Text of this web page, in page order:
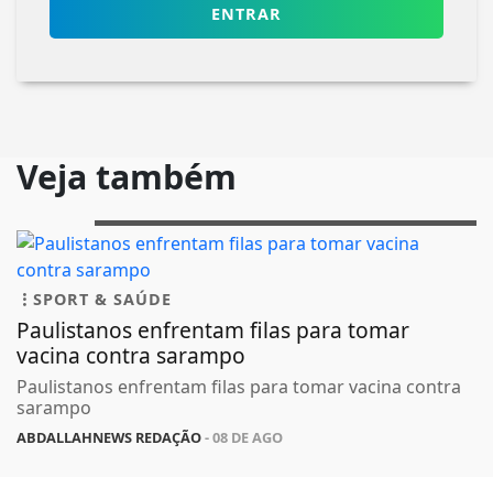
ENTRAR
Veja também
SPORT & SAÚDE
Paulistanos enfrentam filas para tomar
vacina contra sarampo
Paulistanos enfrentam filas para tomar vacina contra
sarampo
ABDALLAHNEWS REDAÇÃO- 08 DE AGO